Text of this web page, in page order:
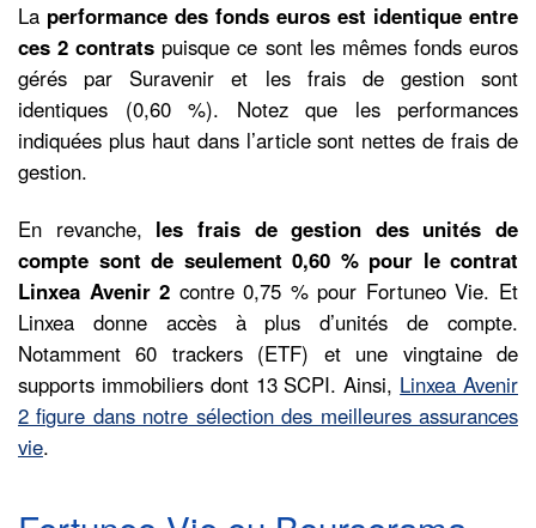
La performance des fonds euros est identique entre
ces 2 contrats puisque ce sont les mêmes fonds euros
gérés par Suravenir et les frais de gestion sont
identiques (0,60 %). Notez que les performances
indiquées plus haut dans l’article sont nettes de frais de
gestion.
En revanche, les frais de gestion des unités de
compte sont de seulement 0,60 % pour le contrat
Linxea Avenir 2 contre 0,75 % pour Fortuneo Vie. Et
Linxea donne accès à plus d’unités de compte.
Notamment 60 trackers (ETF) et une vingtaine de
supports immobiliers dont 13 SCPI. Ainsi, Linxea Avenir
2 figure dans notre sélection des meilleures assurances
vie.